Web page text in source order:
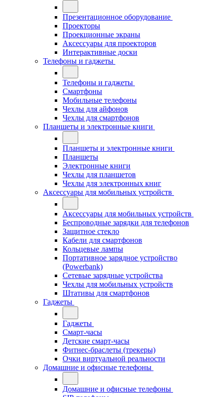
Презентационное оборудование
Проекторы
Проекционные экраны
Аксессуары для проекторов
Интерактивные доски
Телефоны и гаджеты
Телефоны и гаджеты
Смартфоны
Мобильные телефоны
Чехлы для айфонов
Чехлы для смартфонов
Планшеты и электронные книги
Планшеты и электронные книги
Планшеты
Электронные книги
Чехлы для планшетов
Чехлы для электронных книг
Аксессуары для мобильных устройств
Аксессуары для мобильных устройств
Беспроводные зарядки для телефонов
Защитное стекло
Кабели для смартфонов
Кольцевые лампы
Портативное зарядное устройство
(Powerbank)
Сетевые зарядные устройства
Чехлы для мобильных устройств
Штативы для смартфонов
Гаджеты
Гаджеты
Смарт-часы
Детские смарт-часы
Фитнес-браслеты (трекеры)
Очки виртуальной реальности
Домашние и офисные телефоны
Домашние и офисные телефоны